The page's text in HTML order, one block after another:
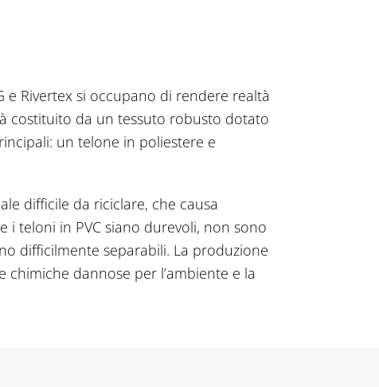
e Rivertex si occupano di rendere realtà
costituito da un tessuto robusto dotato
un telone in poliestere e
difficile da riciclare, che causa
teloni in PVC siano durevoli, non sono
difficilmente separabili. La produzione
dannose per l’ambiente e la